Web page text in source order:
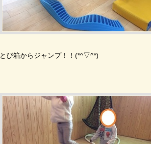
とび箱からジャンプ！！(*^▽^*)